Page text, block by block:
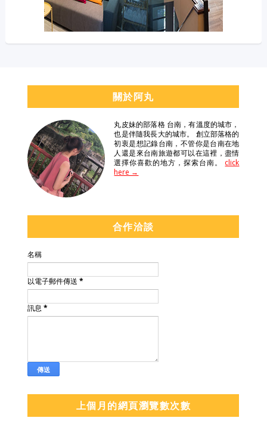
關於阿丸
丸皮妹的部落格 台南，有溫度的城市，
也是伴隨我長大的城市。 創立部落格的
初衷是想記錄台南，不管你是台南在地
人還是來台南旅遊都可以在這裡，盡情
選擇你喜歡的地方，探索台南。 click
here →
合作洽談
名稱
以電子郵件傳送*
訊息*
上個月的網頁瀏覽數次數